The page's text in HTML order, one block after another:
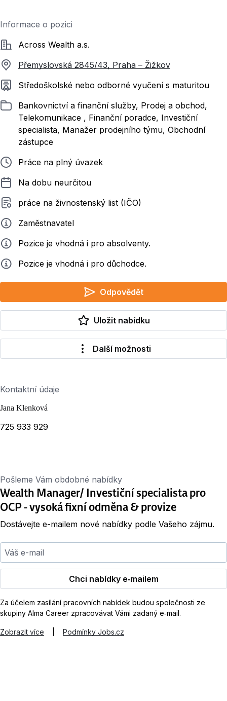
Informace o pozici
SpolečnostAcross Wealth a.s.
Přemyslovská 2845/43, Praha – Žižkov
Požadované vzdělání
Středoškolské nebo odborné vyučení s maturitou
ZařazenoBankovnictví a finanční služby, Prodej a obchod,
Telekomunikace , Finanční poradce, Investiční
specialista, Manažer prodejního týmu, Obchodní
zástupce
Typ pracovního poměru
Práce na plný úvazek
Délka pracovního poměru
Na dobu neurčitou
Typ smluvního vztahu
práce na živnostenský list (IČO)
ZadavatelZaměstnavatel
Info Pozice je vhodná i pro absolventy.
Info Pozice je vhodná i pro důchodce.
Odpovědět
Uložit nabídku
Další možnosti
Kontaktní údaje
Jana Klenková
725 933 929
Pošleme Vám obdobné nabídky
Wealth Manager/ Investiční specialista pro
OCP - vysoká fixní odměna & provize
Dostávejte e-mailem nové nabídky podle Vašeho zájmu.
Váš e-mail
Chci nabídky e‑mailem
Za účelem zasílání pracovních nabídek budou společnosti ze
skupiny Alma Career zpracovávat Vámi zadaný e‑mail.
Zobrazit více Podmínky Jobs.cz